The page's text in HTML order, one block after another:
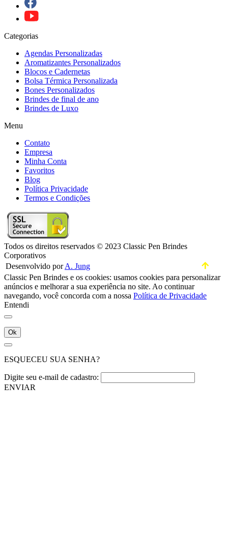
Categorias
Agendas Personalizadas
Aromatizantes Personalizados
Blocos e Cadernetas
Bolsa Térmica Personalizada
Bones Personalizados
Brindes de final de ano
Brindes de Luxo
Menu
Contato
Empresa
Minha Conta
Favoritos
Blog
Política Privacidade
Termos e Condições
Todos os direitos reservados © 2023 Classic Pen Brindes
Corporativos
Desenvolvido porA. Jung
Classic Pen Brindes e os cookies: usamos cookies para personalizar
anúncios e melhorar a sua experiência no site. Ao continuar
navegando, você concorda com a nossa Política de Privacidade
Entendi
Ok
ESQUECEU SUA SENHA?
Digite seu e-mail de cadastro:
ENVIAR